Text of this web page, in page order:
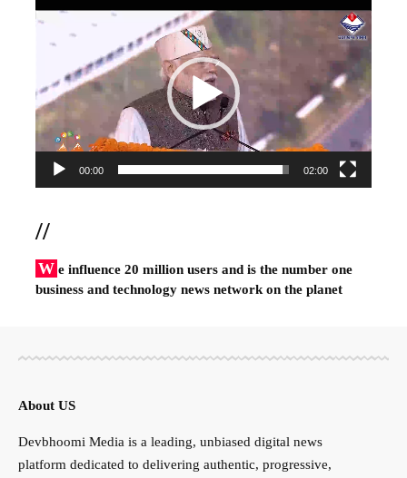
Video
00:00 02:00
//
W e influence 20 million users and is the number one
business and technology news network on the planet
About US
Devbhoomi Media is a leading, unbiased digital news
platform dedicated to delivering authentic, progressive,